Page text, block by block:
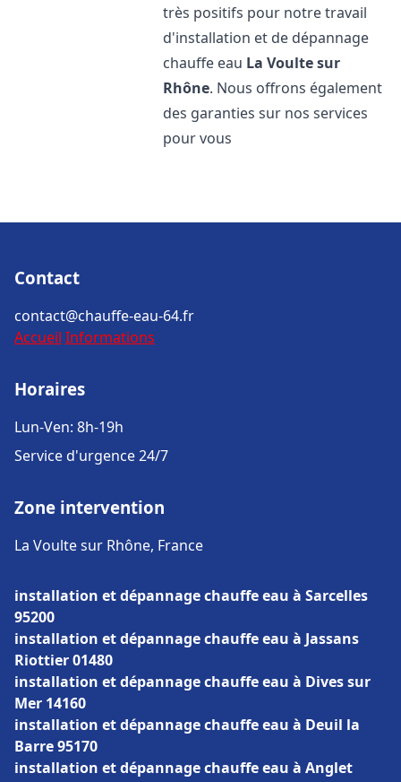
très positifs pour notre travail
d'installation et de dépannage
chauffe eau La Voulte sur
Rhône. Nous offrons également
des garanties sur nos services
pour vous
Contact
contact@chauffe-eau-64.fr
Accueil Informations
Horaires
Lun-Ven: 8h-19h
Service d'urgence 24/7
Zone intervention
La Voulte sur Rhône, France
installation et dépannage chauffe eau à Sarcelles
95200
installation et dépannage chauffe eau à Jassans
Riottier 01480
installation et dépannage chauffe eau à Dives sur
Mer 14160
installation et dépannage chauffe eau à Deuil la
Barre 95170
installation et dépannage chauffe eau à Anglet